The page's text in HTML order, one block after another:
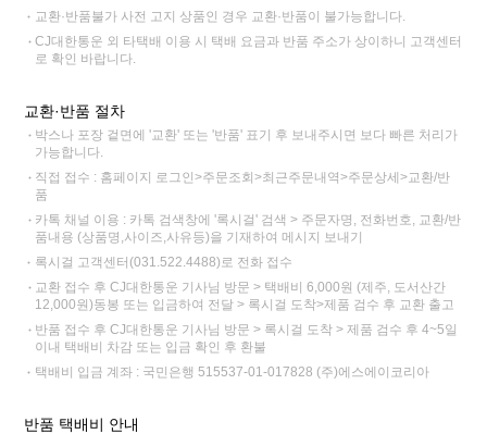
교환·반품불가 사전 고지 상품인 경우 교환·반품이 불가능합니다.
CJ대한통운 외 타택배 이용 시 택배 요금과 반품 주소가 상이하니 고객센터
로 확인 바랍니다.
교환·반품 절차
박스나 포장 겉면에 '교환' 또는 '반품' 표기 후 보내주시면 보다 빠른 처리가
가능합니다.
직접 접수 : 홈페이지 로그인>주문조회>최근주문내역>주문상세>교환/반
품
카톡 채널 이용 : 카톡 검색창에 '록시걸' 검색 > 주문자명, 전화번호, 교환/반
품내용 (상품명,사이즈,사유등)을 기재하여 메시지 보내기
록시걸 고객센터(031.522.4488)로 전화 접수
교환 접수 후 CJ대한통운 기사님 방문 > 택배비 6,000원 (제주, 도서산간
12,000원)동봉 또는 입금하여 전달 > 록시걸 도착>제품 검수 후 교환 출고
반품 접수 후 CJ대한통운 기사님 방문 > 록시걸 도착 > 제품 검수 후 4~5일
이내 택배비 차감 또는 입금 확인 후 환불
택배비 입금 계좌 : 국민은행 515537-01-017828 (주)에스에이코리아
반품 택배비 안내